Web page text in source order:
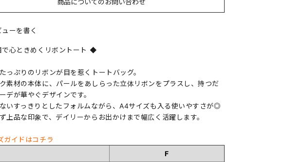
ューを書く
心ときめくリボントート ◆
っぷりのリボンが目を惹くトートバッグ。
素材の本体に、パールをあしらった立体リボンをプラスし、持つだ
デが華やぐデザインです。
いすっきりとしたフォルムながら、A4サイズも入る使いやすさが◎
上品な印象で、デイリーからお出かけまで幅広く活躍します。
ガイドはコチラ
F